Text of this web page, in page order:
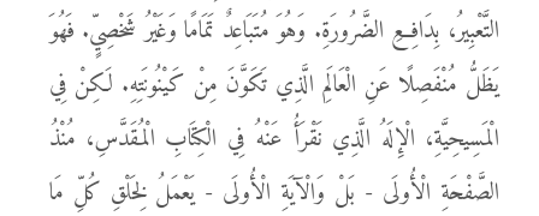
التَّعْبِيرُ، بِدَافِعِ الضَّرُورَةِ. وَهُوَ مُتَبَاعِدٌ تَمَامًا وَغَيْرُ شَخْصِيٍّ. فَهُوَ
يَظَلُّ مُنْفَصِلًا عَنِ الْعَالَمِ الَّذِي تَكَوَّنَ مِنْ كَيْنُونَتِهِ. لَكِنْ فِي
الْمَسِيحِيَّةِ، الْإِلَهُ الَّذِي نَقْرَأُ عَنْهُ فِي الْكِتَابِ الْمُقَدَّسِ، مُنْذُ
الصَّفْحَةِ الْأُولَى - بَلْ وَالْآيَةِ الْأُولَى - يَعْمَلُ لِخَلْقِ كُلِّ مَا